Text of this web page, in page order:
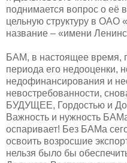
поднимается вопрос о её
цельную структуру в
название – «имени
БАМ, в настоящее время,
периода его недооценки,
недофинансирования и
невостребованности,
БУДУЩЕЕ, Гордостью и
Важность и нужность
оспаривает! Без БАМа
освоить возросшие
нельзя было бы